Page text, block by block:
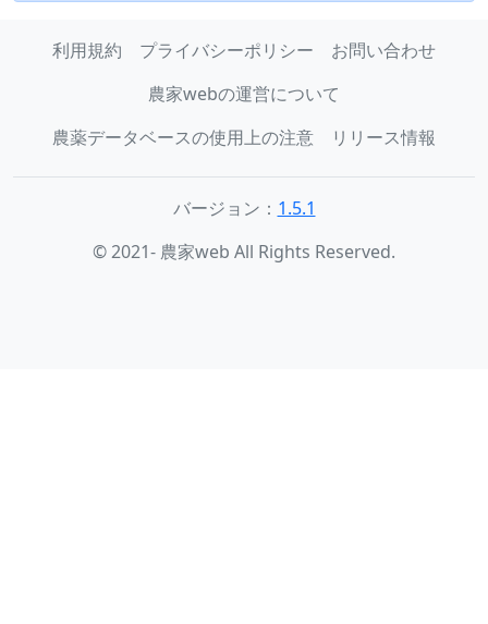
利用規約 プライバシーポリシー
お問い合わせ
農家webの運営について
農薬データベースの使用上の注意
リリース情報
バージョン： 1.5.1
© 2021- 農家web All Rights Reserved.